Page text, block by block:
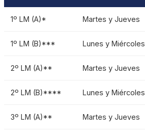
1º LM (A)* Martes y Jueves
1º LM (B)*** Lunes y Miércoles
2º LM (A)** Martes y Jueves
2º LM (B)**** Lunes y Miércoles
3º LM (A)** Martes y Jueves